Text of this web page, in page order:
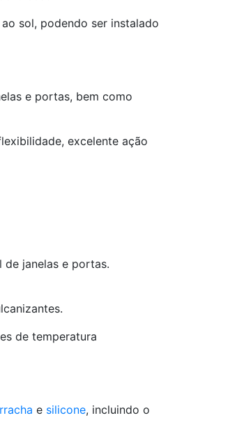
sol, podendo ser instalado
e portas, bem como
excelente ação
janelas e portas.
de temperatura
e silicone, incluindo o